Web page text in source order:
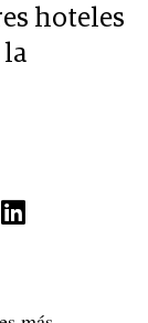
hoteles
la